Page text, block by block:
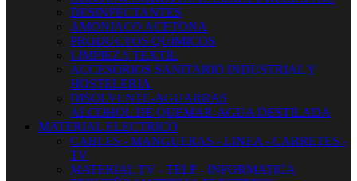
DESINFECTANTES
AMONIACO ACETONA
PRODUCTOS QUIMICOS
LIMPIEZA TEXTIL
ACCESORIOS SANITARIO INDUSTRIAL Y
HOSTELERIA
DISOLVENTE-AGUARRAS
ALCOHOL DE QUEMAR-AGUA DESTILADA
MATERIAL ELECTRICO
CABLES - MANGUERAS - LINEA - CARRETES -
TV
MATERIAL TV - TELF - INFORMATICA